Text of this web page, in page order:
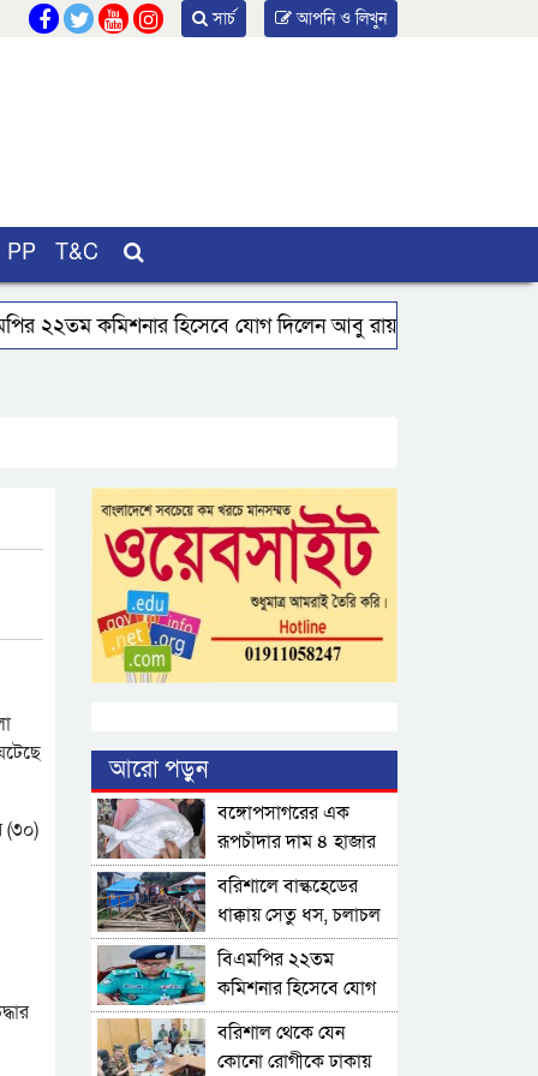
আপনি ও লিখুন
সার্চ
PP T&C
২২তম কমিশনার হিসেবে যোগ দিলেন আবু রায়হান মুহম্মদ সালেহ
(৩০)
আরো পড়ুন
বঙ্গোপসাগরের এক
রূপচাঁদার দাম ৪ হাজার
টাকায়
বরিশালে বাল্কহেডের
ধাক্কায় সেতু ধস, চলাচল
বন্ধ
বিএমপির ২২তম
কমিশনার হিসেবে যোগ
দিলেন আবু রায়হান
মুহম্মদ সালেহ
বরিশাল থেকে যেন
কোনো রোগীকে ঢাকায়